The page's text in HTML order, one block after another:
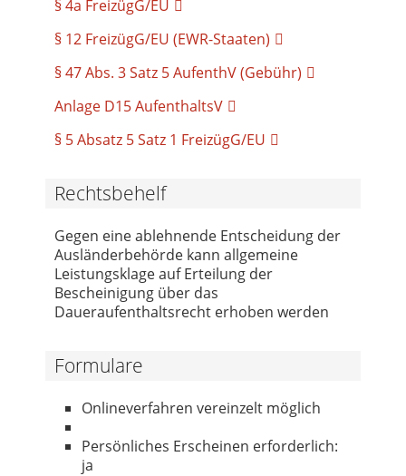
§ 4a FreizügG/EU
§ 12 FreizügG/EU (EWR-Staaten)
§ 47 Abs. 3 Satz 5 AufenthV (Gebühr)
Anlage D15 AufenthaltsV
§ 5 Absatz 5 Satz 1 FreizügG/EU
Rechtsbehelf
Gegen eine ablehnende Entscheidung der
Ausländerbehörde kann allgemeine
Leistungsklage auf Erteilung der
Bescheinigung über das
Daueraufenthaltsrecht erhoben werden
Formulare
Onlineverfahren vereinzelt möglich
Persönliches Erscheinen erforderlich:
ja